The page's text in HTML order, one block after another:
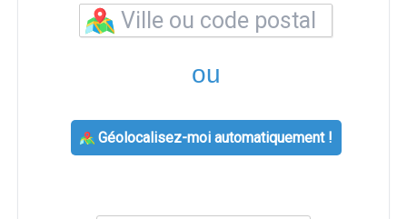
ou
Géolocalisez-moi automatiquement !